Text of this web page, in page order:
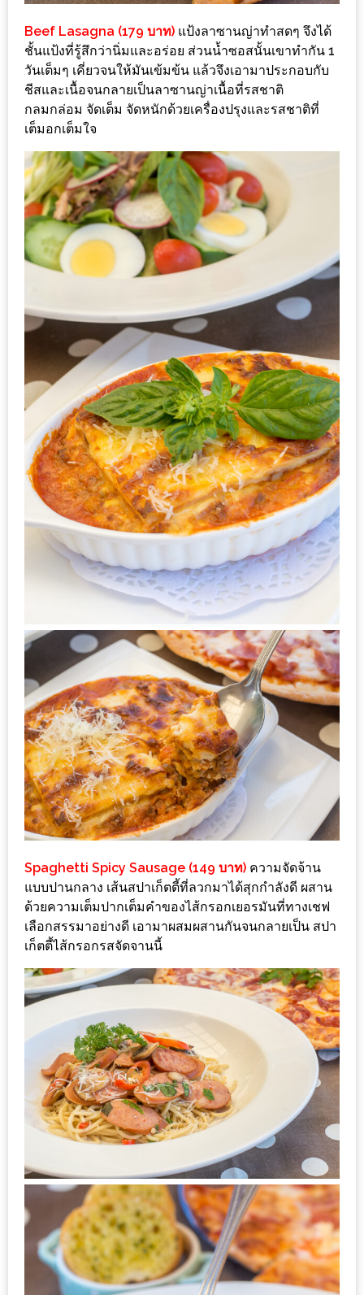
ฮอ
ลิ
เดย์
อินน์
เชียงใหม่
TIME
:
ทำไม
เรา
ไม่
ทำ
ทาน
เอง?
SHOP
TOP
10
รีวิว
ร้าน
อาหาร
เข้า
ชม
ที่สุด
ประจำ
2557
กิจกรรม
ชิง
รางวัล
กับ
สมาชิก
น้า
อ้วน
ชวน
หิว
ข้าว
เอ่ย
อร่อย
ที่สุด?
งาน
แฟร์
บ้าน
ที่
ทุก
คน
ต้อง
Beef Lasagna (179 บาท) แป้งลาซานญ่าทำสดๆ จึงได้
ชั้นแป้งที่รู้สึกว่านิ่มและอร่อย ส่วนน้ำซอสนั้นเขาทำกัน 1
วันเต็มๆ เคี่ยวจนให้มันเข้มข้น แล้วจึงเอามาประกอบกับ
ชีสและเนื้อจนกลายเป็นลาซานญ่าเนื้อที่รสชาติ
กลมกล่อม จัดเต็ม จัดหนักด้วยเครื่องปรุงและรสชาติที่
เต็มอกเต็มใจ
Spaghetti Spicy Sausage (149 บาท) ความจัดจ้าน
แบบปานกลาง เส้นสปาเก็ตตี้ที่ลวกมาได้สุกกำลังดี ผสาน
ด้วยความเต็มปากเต็มคำของไส้กรอกเยอรมันที่ทางเชฟ
เลือกสรรมาอย่างดี เอามาผสมผสานกันจนกลายเป็น สปา
เก็ตตี้ไส้กรอกรสจัดจานนี้